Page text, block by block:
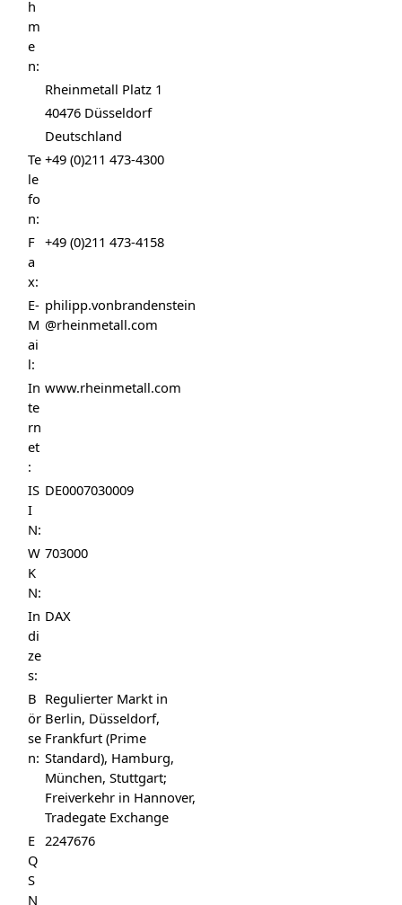
h
m
e
n:
Rheinmetall Platz 1
40476 Düsseldorf
Deutschland
Te
le
fo
n:
+49 (0)211 473-4300
F
a
x:
+49 (0)211 473-4158
E-
M
ai
l:
philipp.vonbrandenstein
@rheinmetall.com
In
te
rn
et
:
www.rheinmetall.com
IS
I
N:
DE0007030009
W
K
N:
703000
In
di
ze
s:
DAX
B
ör
se
n:
Regulierter Markt in
Berlin, Düsseldorf,
Frankfurt (Prime
Standard), Hamburg,
München, Stuttgart;
Freiverkehr in Hannover,
Tradegate Exchange
E
Q
S
N
2247676